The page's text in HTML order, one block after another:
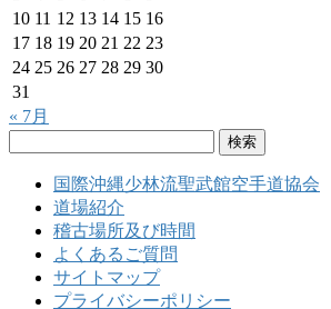
10 11 12 13 14 15 16
17 18 19 20 21 22 23
24 25 26 27 28 29 30
31
« 7月
国際沖縄少林流聖武館空手道協会
道場紹介
稽古場所及び時間
よくあるご質問
サイトマップ
プライバシーポリシー